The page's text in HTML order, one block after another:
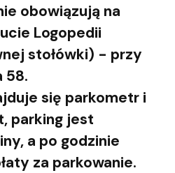
obowiązują na
Logopedii
stołówki) - przy
58.
się parkometr i
parking jest
a po godzinie
za parkowanie.